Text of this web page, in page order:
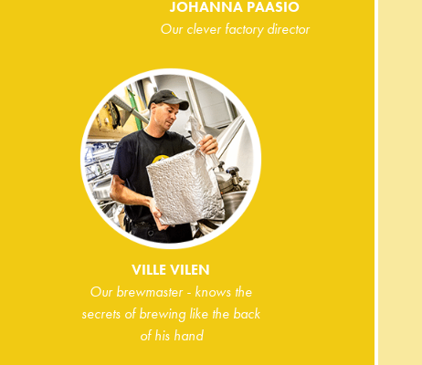
JOHANNA PAASIO
Our clever factory director
VILLE VILEN
Our brewmaster - knows the
secrets of brewing like the back
of his hand